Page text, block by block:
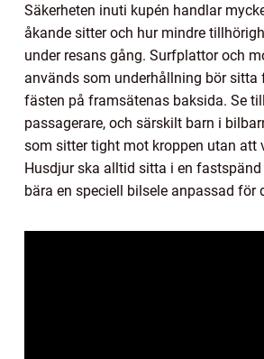
Säkerheten inuti kupén handlar
åkande sitter och hur mindre
under resans gång. Surfplattor och
används som underhållning bör sitta
fästen på framsätenas baksida. Se
passagerare, och särskilt barn i
som sitter tight mot kroppen utan att
Husdjur ska alltid sitta i en
bära en speciell bilsele anpassad för